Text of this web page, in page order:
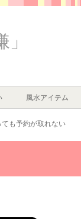
風水アイテム
も予約が取れない